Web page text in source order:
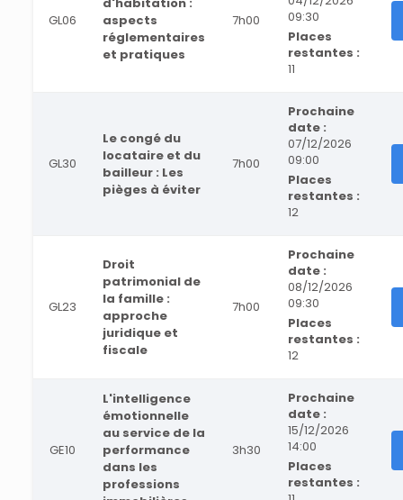
GL06
aspects
réglementaires
et pratiques
7h00
09:30
Places
restantes :
11
GL30
Le congé du
locataire et du
bailleur : Les
pièges à éviter
7h00
Prochaine
date :
07/12/2026
09:00
Places
restantes :
12
GL23
Droit
patrimonial de
la famille :
approche
juridique et
fiscale
7h00
Prochaine
date :
08/12/2026
09:30
Places
restantes :
12
GE10
L'intelligence
émotionnelle
au service de la
performance
dans les
professions
3h30
Prochaine
date :
15/12/2026
14:00
Places
restantes :